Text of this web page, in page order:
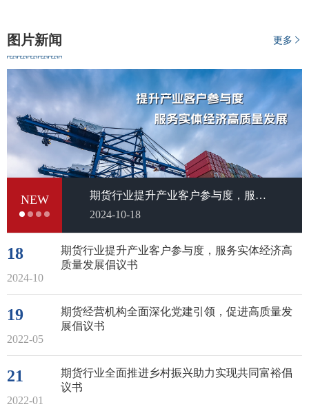
“尤其在生猪交割库的落地过程中，公司成功协助企业设
立华南首家生猪非集团交割库，打通了生猪活体交割的‘最后
一公里’。”唐见国表示，通过多方协同，公司正在构建一个
服务实体经济的生态系统协同网络，为桂林乃至广西产业的
高质量发展保驾护航。 期货日报记者注意到，在最后的
交流环节，参训学员围绕培训内容，结合各自工作实际，就
如何更好地利用期货工具服务本地产业发展、帮助企业规避
经营风险等问题进行了深入研讨。 参训学员认为，本次
专题培训干货满满、实用性强，为桂林市的党政干部提供了
实体企业三方合作，推动期货工具更广泛应用、更深入赋能
广西实体经济奠定了坚实基础。
图片新闻 更多
期货行业提升产业客户参与度，服务实体经济高质量发展倡议书
2024-10-18
NEW
18
2024-10
期货行业提升产业客户参与度，服务实体经济高
质量发展倡议书
19
2022-05
期货经营机构全面深化党建引领，促进高质量发
展倡议书
21
2022-01
期货行业全面推进乡村振兴助力实现共同富裕倡
议书